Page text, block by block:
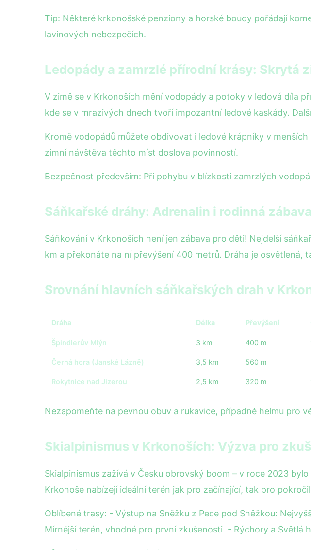
Tip: Některé krkonošské penziony a horské boudy pořádají
lavinových nebezpečích.
Ledopády a zamrzlé přírodní krásy: Skrytá
V zimě se v Krkonoších mění vodopády a potoky v ledová díla
kde se v mrazivých dnech tvoří impozantní ledové kaskády.
Kromě vodopádů můžete obdivovat i ledové krápníky v
zimní návštěva těchto míst doslova povinností.
Bezpečnost především: Při pohybu v blízkosti zamrzlých
Sáňkařské dráhy: Adrenalin i rodinná zábava
Sáňkování v Krkonoších není jen zábava pro děti! Nejdelší
km a překonáte na ní převýšení 400 metrů. Dráha je osvětlená,
Srovnání hlavních sáňkařských drah v
Dráha Délka Převýšení
Špindlerův Mlýn 3 km 400 m
Černá hora (Janské Lázně) 3,5 km 560 m
Rokytnice nad Jizerou 2,5 km 320 m
Nezapomeňte na pevnou obuv a rukavice, případně helmu pro
Skialpinismus v Krkonoších: Výzva pro
Skialpinismus zažívá v Česku obrovský boom – v roce 2023
Krkonoše nabízejí ideální terén jak pro začínající, tak pro
Oblíbené trasy: - Výstup na Sněžku z Pece pod Sněžkou:
Mírnější terén, vhodné pro první zkušenosti. - Rýchory a Světlá